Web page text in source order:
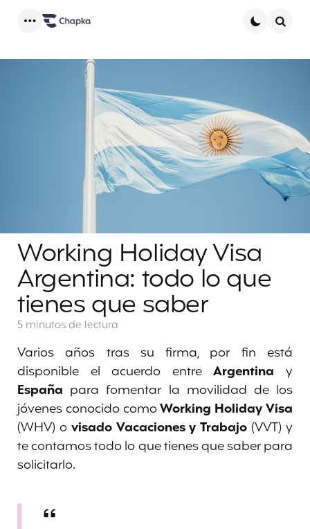
Working Holiday Visa
Argentina: todo lo que
tienes que saber
5 minutosde lectura
Varios años tras su firma, por fin está
disponible el acuerdo entreArgentinay
España para fomentar la movilidad de los
jóvenes conocido comoWorking Holiday Visa
(WHV) o visado Vacaciones y Trabajo(VVT) y
te contamos todo lo que tienes que saber para
solicitarlo.